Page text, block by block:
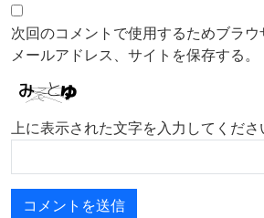
次回のコメントで使用するためブラウ
メールアドレス、サイトを保存する。
上に表示された文字を入力してくださ